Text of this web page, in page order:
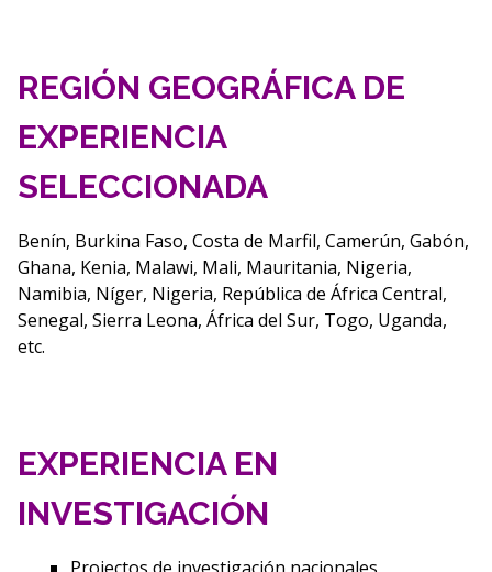
REGIÓN GEOGRÁFICA DE
EXPERIENCIA
SELECCIONADA
Benín, Burkina Faso, Costa de Marfil, Camerún, Gabón,
Ghana, Kenia, Malawi, Mali, Mauritania, Nigeria,
Namibia, Níger, Nigeria, República de África Central,
Senegal, Sierra Leona, África del Sur, Togo, Uganda,
etc.
EXPERIENCIA EN
INVESTIGACIÓN
Projectos de investigación nacionales